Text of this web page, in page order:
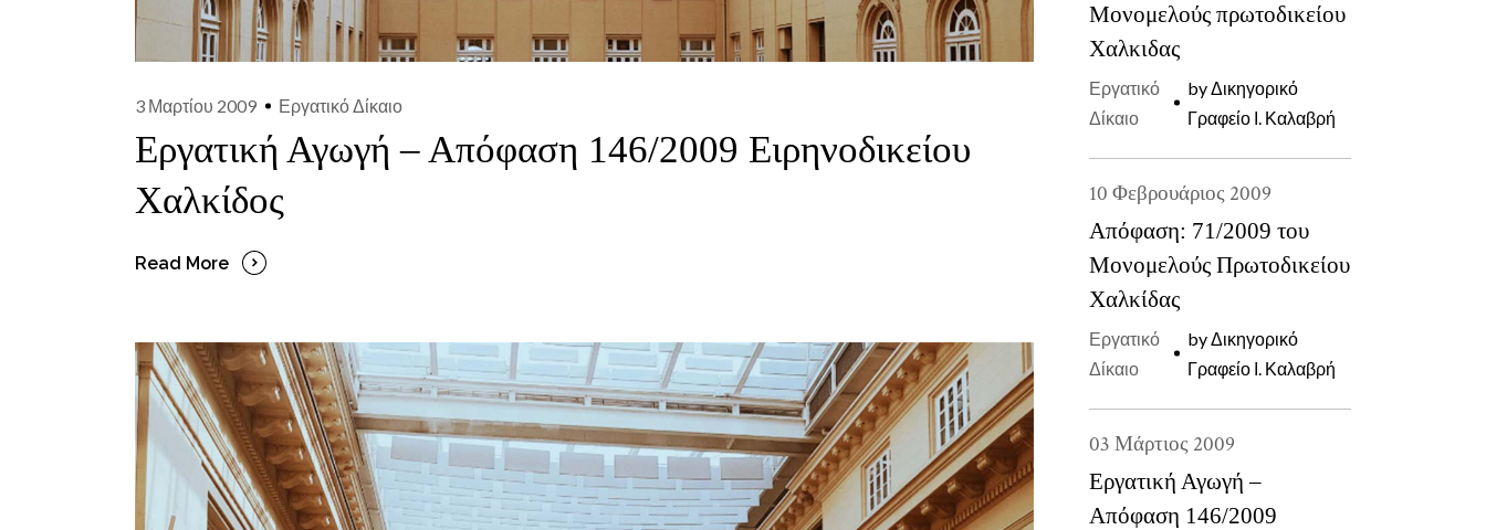
3 Μαρτίου 2009 Εργατικό Δίκαιο
Εργατική Αγωγή – Απόφαση 146/2009 Ειρηνοδικείου
Χαλκίδος
Read More
Μονομελούς πρωτοδικείου
Χαλκιδας
Εργατικό
Δίκαιο
byΔικηγορικό
Γραφείο Ι. Καλαβρή
10 Φεβρουάριος 2009
Απόφαση: 71/2009 του
Μονομελούς Πρωτοδικείου
Χαλκίδας
Εργατικό
Δίκαιο
byΔικηγορικό
Γραφείο Ι. Καλαβρή
03 Μάρτιος 2009
Εργατική Αγωγή –
Απόφαση 146/2009